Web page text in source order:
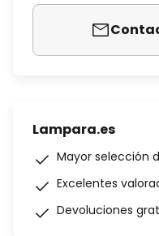
Lampara.es
Mayor selección
Excelentes
Devoluciones